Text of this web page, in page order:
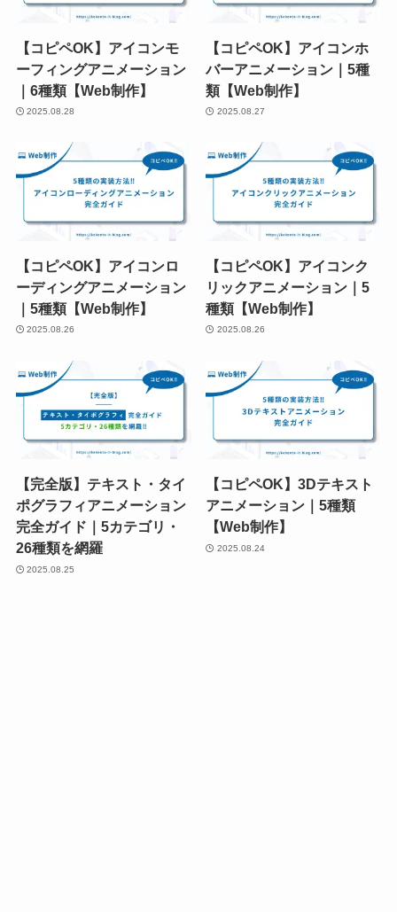
【コピペOK】アイコンモ
ーフィングアニメーション
｜6種類【Web制作】
2025.08.28
【コピペOK】アイコンホ
バーアニメーション｜5種
類【Web制作】
2025.08.27
【コピペOK】アイコンロ
ーディングアニメーション
｜5種類【Web制作】
2025.08.26
【コピペOK】アイコンク
リックアニメーション｜5
種類【Web制作】
2025.08.26
【完全版】テキスト・タイ
ポグラフィアニメーション
完全ガイド｜5カテゴリ・
26種類を網羅
2025.08.25
【コピペOK】3Dテキスト
アニメーション｜5種類
【Web制作】
2025.08.24